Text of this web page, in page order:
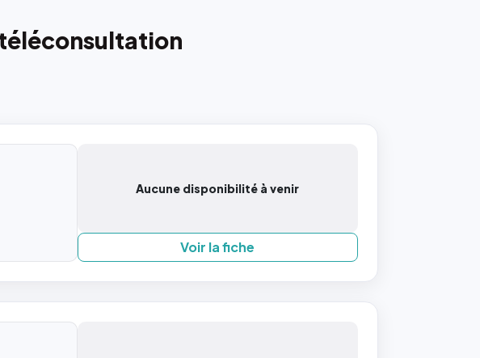
Aucune disponibilité à venir
Voir la fiche